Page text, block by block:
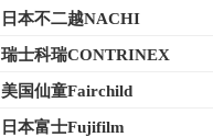
日本不二越NACHI
瑞士科瑞CONTRINEX
美国仙童Fairchild
日本富士Fujifilm